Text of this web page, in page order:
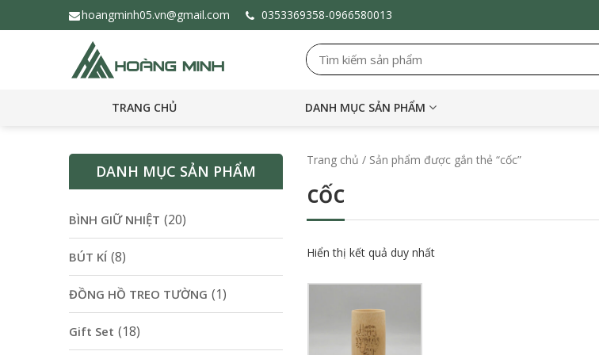
hoangminh05.vn@gmail.com 0353369358-0966580013
TRANG CHỦ DANH MỤC SẢN PHẨM
Trang chủ / Sản phẩm được gắn thẻ “cốc”
cốc
Hiển thị kết quả duy nhất
DANH MỤC SẢN PHẨM
BÌNH GIỮ NHIỆT (20)
BÚT KÍ (8)
ĐỒNG HỒ TREO TƯỜNG (1)
Gift Set (18)